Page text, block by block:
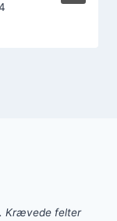
Krævede felter